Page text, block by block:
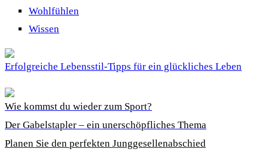
Wohlfühlen
Wissen
Erfolgreiche Lebensstil-Tipps für ein glückliches Leben
Wie kommst du wieder zum Sport?
Der Gabelstapler – ein unerschöpfliches Thema
Planen Sie den perfekten Junggesellenabschied